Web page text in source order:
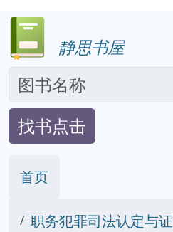
静思书屋
找书点击
首页
职务犯罪司法认定与